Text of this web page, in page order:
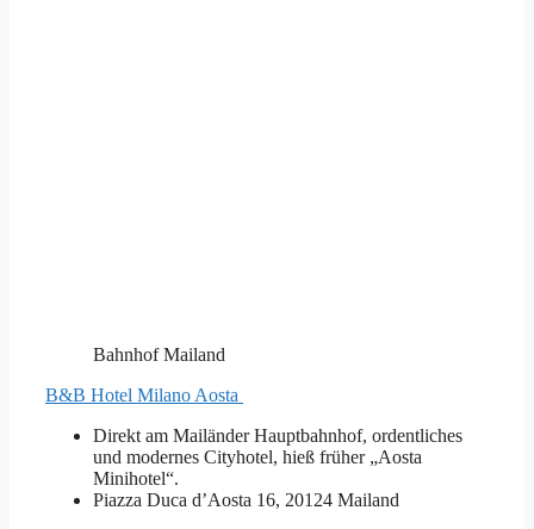
Bahnhof Mailand
B&B Hotel Milano Aosta
Direkt am Mailänder Hauptbahnhof, ordentliches
und modernes Cityhotel, hieß früher „Aosta
Minihotel“.
Piazza Duca d’Aosta 16, 20124 Mailand